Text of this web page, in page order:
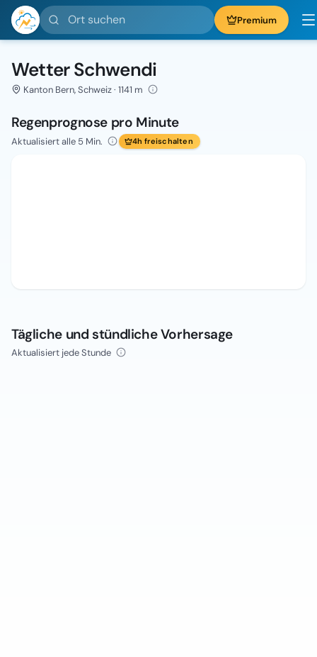
Ort suchen Premium
Wetter Schwendi
Kanton Bern, Schweiz · 1141 m
Regenprognose pro Minute
Aktualisiert alle 5 Min. 4h freischalten
Tägliche und stündliche Vorhersage
Aktualisiert jede Stunde